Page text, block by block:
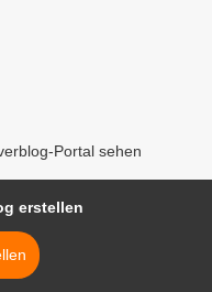
Portal sehen
erstellen